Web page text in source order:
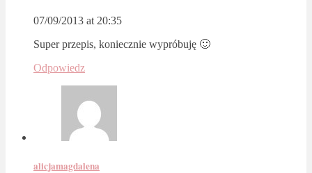
07/09/2013 at 20:35
Super przepis, koniecznie wypróbuję 🙂
Odpowiedz
alicjamagdalena